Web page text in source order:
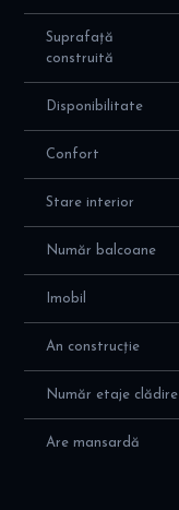
Suprafață
construită
Disponibilitate
Confort
Stare interior
Număr balcoane
Imobil
An construcție
Număr etaje clădire
Are mansardă